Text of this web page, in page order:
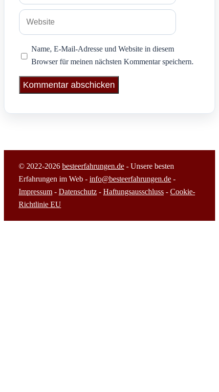
Adresse
Website
Name, E-Mail-Adresse und Website in diesem
Browser für meinen nächsten Kommentar speichern.
© 2022-2026 besteerfahrungen.de - Unsere besten
Erfahrungen im Web - info@besteerfahrungen.de -
Impressum - Datenschutz - Haftungsausschluss - Cookie-
Richtlinie EU